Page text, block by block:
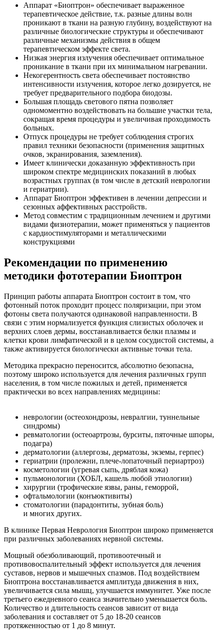
Аппарат «Биоптрон» обеспечивает выраженное
терапевтическое действие, т.к. разные длины волн
проникают в ткани на разную глубину, воздействуют на
различные биологические структуры и обеспечивают
различные механизмы действия в общем
терапевтическом эффекте света.
Низкая энергия излучения обеспечивает оптимальное
проникание в ткани при их минимальном нагревании.
Некогерентность света обеспечивает постоянство
интенсивности излучения, которое легко дозируется, не
требует предварительного подбора биодозы.
Большая площадь светового пятна позволяет
одномоментно воздействовать на большие участки тела,
сокращая время процедуры и увеличивая проходимость
больных.
Отпуск процедуры не требует соблюдения строгих
правил техники безопасности (применения защитных
очков, экранирования, заземления).
Имеет клинически доказанную эффективность при
широком спектре медицинских показаний в любых
возрастных группах (в том числе в детский неврологии
и гериатрии).
Аппарат Биоптрон эффективен в лечении депрессии и
сезонных аффективных расстройств.
Метод совместим с традиционным лечением и другими
видами физиотерапии, может применяться у пациентов
с кардиостимуляторами и металлическими
конструкциями
Рекомендации по применению
методики фототерапии Биоптрон
Принцип работы аппарата Биоптрон состоит в том, что
фотонный поток проходит процесс поляризации, при этом
фотоны света получаются одинаковой направленности. В
связи с этим нормализуется функция слизистых оболочек и
верхних слоев дермы, восстанавливается белки плазмы и
клетки крови лимфатической и в целом сосудистой системы, а
также активируется биологически активные точки тела.
Методика прекрасно переносится, абсолютно безопасна,
поэтому широко используется для лечения различных групп
населения, в том числе пожилых и детей, применяется
практически во всех направлениях медицины:
неврологии (остеохондрозы, невралгии, туннельные
синдромы)
ревматологии (остеоартрозы, бурситы, пяточные шпоры,
подагра)
дерматологии (аллергозы, дерматозы, экземы, герпес)
гериатрии (пролежни, плече-лопаточный периартроз)
косметологии (угревая сыпь, дряблая кожа)
пульмонологии (ХОБЛ, кашель любой этиологии)
хирургии (трофические язвы, раны, геморрой,
офтальмологии (конъюктивиты)
стоматологии (парадонтиты, зубная боль)
и многих других.
В клинике Первая Неврология Биоптрон широко применяется
при различных заболеваниях нервной системы.
Мощный обезболивающий, противоотечный и
противовоспалительный эффект используется для лечения
суставов, нервов и мышечных спазмов. Под воздействием
Биоптрона восстанавливается амплитуда движения в них,
увеличивается сила мышц, улучшается иммунитет. Уже после
третьего ежедневного сеанса значительно уменьшается боль.
Количество и длительность сеансов зависит от вида
заболевания и составляет от 5 до 18-20 сеансов
протяженностью от 1 до 8 минут.